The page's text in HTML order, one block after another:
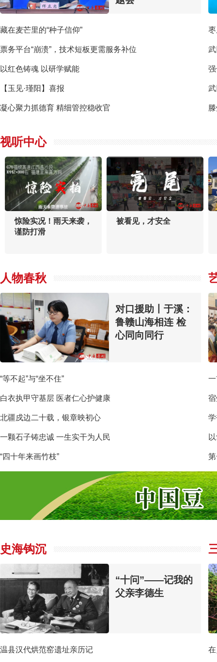
藏在麦芒里的“种子信仰”
票务平台“崩溃”，技术短板更需服务补位
以红色铸魂 以研学赋能
【玉见·瑾阳】喜报
凝心聚力抓德育 精细管控稳收官
视听中心
惊险实况！雨天来袭，
谨防打滑
被看见，才安全
人物春秋
对口援助丨于溪：
鲁赣山海相连 检
心同向同行
“等不起”与“坐不住”
白衣执甲守基层 医者仁心护健康
北疆戍边二十载，银章映初心
一颗石子铸忠诚 一生实干为人民
“四十年来画竹枝”
史海钩沉
“十问”——记我的
父亲李德生
温县汉代烘范窑遗址亲历记